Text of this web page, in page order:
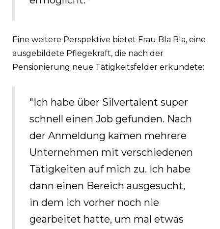
Eine weitere Perspektive bietet Frau Bla Bla, eine
ausgebildete Pflegekraft, die nach der
Pensionierung neue Tätigkeitsfelder erkundete:
"Ich habe über Silvertalent super
schnell einen Job gefunden. Nach
der Anmeldung kamen mehrere
Unternehmen mit verschiedenen
Tätigkeiten auf mich zu. Ich habe
dann einen Bereich ausgesucht,
in dem ich vorher noch nie
gearbeitet hatte, um mal etwas